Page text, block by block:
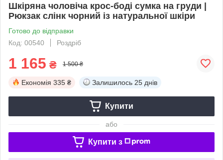
Шкіряна чоловіча крос-боді сумка на груди |
Рюкзак слінк чорний із натуральної шкіри
Готово до відправки
Код: 00540
Роздріб
1 165 ₴ 1 500 ₴
Економія 335 ₴ Залишилось 25 днів
Купити
або
Купити з